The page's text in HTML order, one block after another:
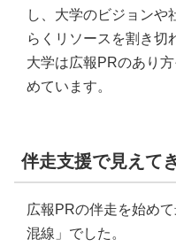
し、大学のビジョンや
らくリソースを割き切
大学は広報PRのあり
めています。
伴走支援で見えて
広報PRの伴走を始め
混線」でした。